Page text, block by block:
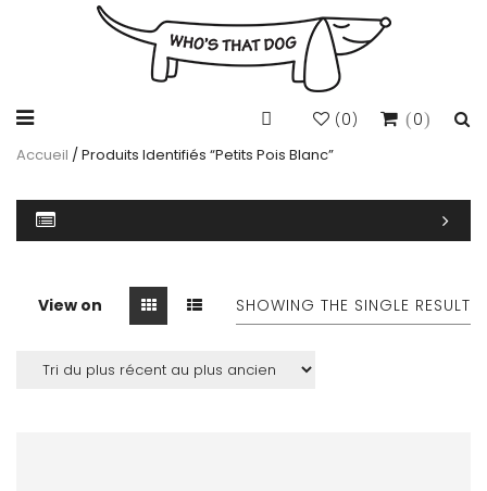
0
(0)
Accueil / Produits Identifiés “petits Pois Blanc”
View on SHOWING THE SINGLE RESULT